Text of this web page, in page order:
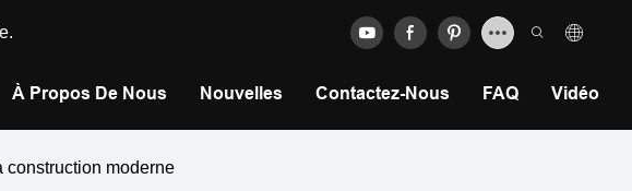
À Propos De Nous Nouvelles Contactez-Nous FAQ Vidéo
construction moderne